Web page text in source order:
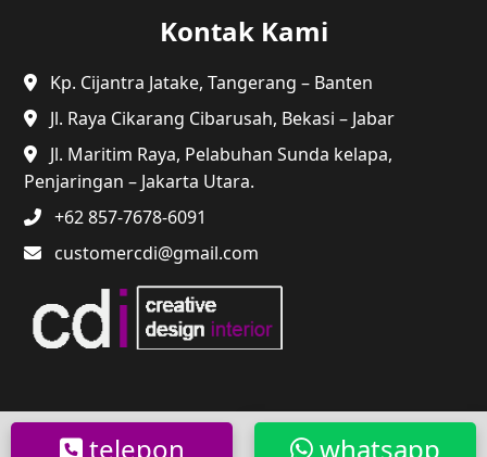
Kontak Kami
Kp. Cijantra Jatake, Tangerang – Banten
Jl. Raya Cikarang Cibarusah, Bekasi – Jabar
Jl. Maritim Raya, Pelabuhan Sunda kelapa,
Penjaringan – Jakarta Utara.
+62 857-7678-6091
customercdi@gmail.com
@2024 CDI. Semua Hak Dilindungi.
whatsapp
telepon